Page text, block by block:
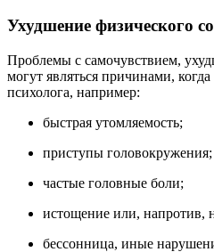
Ухудшение физического
Проблемы с самочувствием,
могут являться причинами,
психолога, например:
быстрая утомляемость;
приступы головокружения;
частые головные боли;
истощение или, напротив,
бессонница, иные